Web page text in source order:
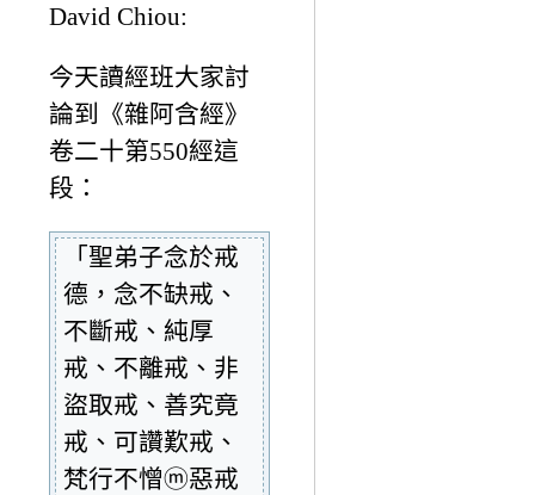
David Chiou:
今天讀經班大家討
論到《雜阿含經》
卷二十第550經這
段：
「聖弟子念於戒
德，念不缺戒、
不斷戒、純厚
戒、不離戒、非
盜取戒、善究竟
戒、可讚歎戒、
梵行不憎ⓜ惡戒